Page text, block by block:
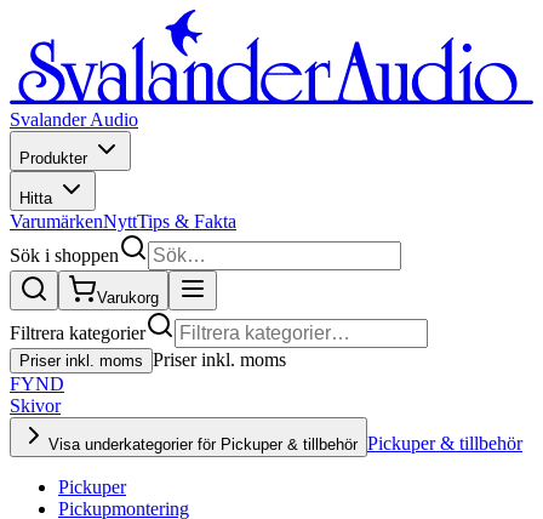
Svalander Audio
Produkter
Hitta
VarumärkenNyttTips & Fakta
Sök i shoppen
Varukorg
Filtrera kategorier
Priser inkl. moms Priser inkl. moms
FYND
Skivor
Visa underkategorier för Pickuper & tillbehör Pickuper & tillbehör
Pickuper
Pickupmontering